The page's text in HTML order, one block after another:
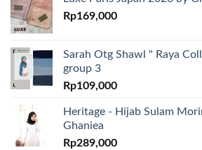
Rp169,000
Sarah Otg Shawl " Raya
group 3
Rp109,000
Heritage - Hijab Sulam
Ghaniea
Rp289,000